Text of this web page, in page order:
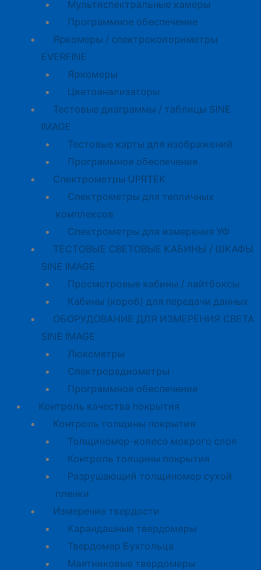
Мультиспектральные камеры
Программное обеспечение
Яркомеры / спектроколориметры
EVERFINE
Яркомеры
Цветоанализаторы
Тестовые диаграммы / таблицы SINE
IMAGE
Тестовые карты для изображений
Программное обеспечение
Спектрометры UPRTEK
Спектрометры для тепличных
комплексов
Спектрометры для измерения УФ
ТЕСТОВЫЕ СВЕТОВЫЕ КАБИНЫ / ШКАФЫ
SINE IMAGE
Просмотровые кабины / лайтбоксы
Кабины (короб) для передачи данных
ОБОРУДОВАНИЕ ДЛЯ ИЗМЕРЕНИЯ СВЕТА
SINE IMAGE
Люксметры
Спектрорадиометры
Программное обеспечение
Контроль качества покрытия
Контроль толщины покрытия
Толщиномер-колесо мокрого слоя
Контроль толщины покрытия
Разрушающий толщиномер сухой
пленки
Измерение твердости
Карандашные твердомеры
Твердомер Бухгольца
Маятниковые твердомеры